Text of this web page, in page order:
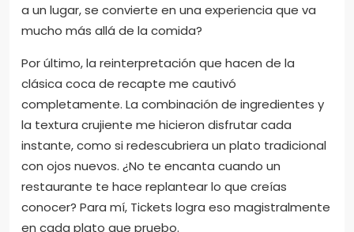
a un lugar, se convierte en una experiencia que va
mucho más allá de la comida?
Por último, la reinterpretación que hacen de la
clásica coca de recapte me cautivó
completamente. La combinación de ingredientes y
la textura crujiente me hicieron disfrutar cada
instante, como si redescubriera un plato tradicional
con ojos nuevos. ¿No te encanta cuando un
restaurante te hace replantear lo que creías
conocer? Para mí, Tickets logra eso magistralmente
en cada plato que pruebo.